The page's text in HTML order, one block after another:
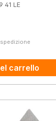
41 LE
carrello